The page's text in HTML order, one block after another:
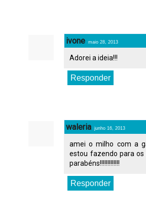
ivone maio 28, 2013
Adorei a ideia!!!
Responder
waleria junho 16, 2013
amei o milho com a
estou fazendo para os
parabéns!!!!!!!!!!!!!
Responder